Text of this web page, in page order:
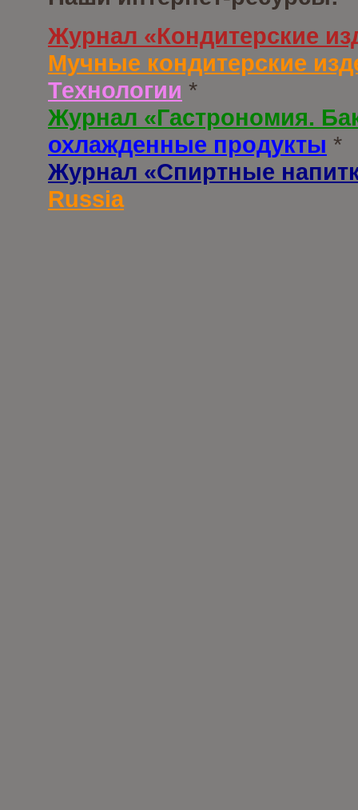
Журнал «Кондитерские
Мучные кондитерские
Технологии *
Журнал «Гастрономия.
охлажденные продукты *
Журнал «Спиртные
Russia